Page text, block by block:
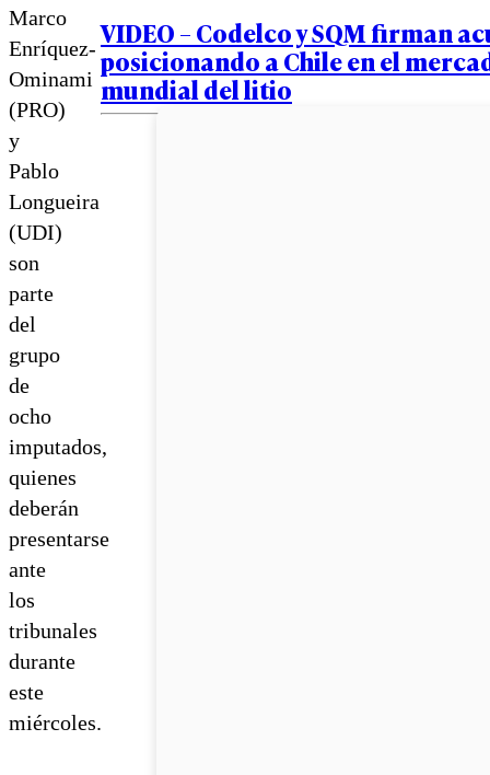
Marco
Enríquez-
Ominami
(PRO)
y
Pablo
Longueira
(UDI)
son
parte
del
grupo
de
ocho
imputados,
quienes
deberán
presentarse
ante
los
tribunales
durante
este
miércoles.
VIDEO – Codelco y SQM firman
posicionando a Chile en el
mundial del litio